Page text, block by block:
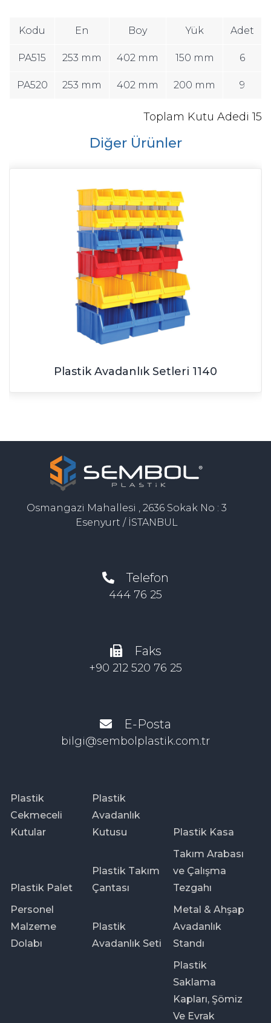
Kodu En Boy Yük Adet
PA515 253 mm 402 mm 150 mm 6
PA520 253 mm 402 mm 200 mm 9
Toplam Kutu Adedi 15
Diğer Ürünler
Plastik Avadanlık Setleri 1140
Osmangazi Mahallesi , 2636 Sokak No : 3
Esenyurt / İSTANBUL
Telefon
444 76 25
Faks
+90 212 520 76 25
E-Posta
bilgi@sembolplastik.com.tr
Plastik
Cekmeceli
Kutular
Plastik
Avadanlık
Kutusu
Plastik Kasa
Plastik Palet
Plastik Takım
Çantası
Takım Arabası
ve Çalışma
Tezgahı
Personel
Malzeme
Dolabı
Plastik
Avadanlık Seti
Metal & Ahşap
Avadanlık
Standı
Plastik
Saklama
Kapları, Şömiz
Ve Evrak